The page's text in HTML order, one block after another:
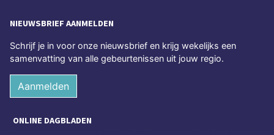
NIEUWSBRIEF AANMELDEN
Schrijf je in voor onze nieuwsbrief en krijg wekelijks een
samenvatting van alle gebeurtenissen uit jouw regio.
Aanmelden
ONLINE DAGBLADEN